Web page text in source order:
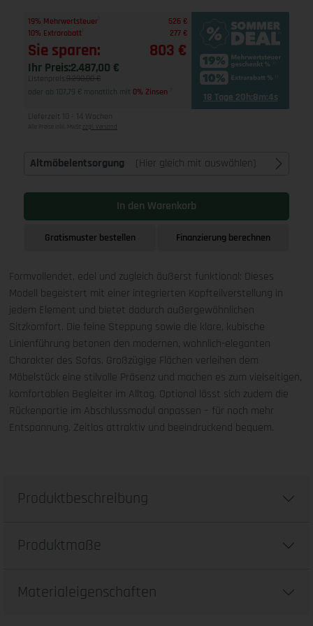
19% Mehrwertsteuer
526 €
10% Extrarabatt
277 €
Sie sparen: 803 €
Ihr Preis:2.487,00 €
Listenpreis: 3.290,00 €
oder ab 107,79 € monatlich mit 0% Zinsen 18 Tage 20h:8m:3s
Lieferzeit 10 - 14 Wochen
Alle Preise inkl. MwSt zzgl. Versand
Altmöbelentsorgung (Hier gleich mit auswählen)
In den Warenkorb
Gratismuster bestellen Finanzierung berechnen
Formvollendet, edel und zugleich äußerst funktional: Dieses
Modell begeistert mit einer integrierten Kopfteilverstellung in
jedem Element und bietet dadurch außergewöhnlichen
Sitzkomfort. Die feine Steppung sowie die klare, kubische
Linienführung betonen den modernen, wohnlich-eleganten
Charakter des Sofas. Großzügige Flächen verleihen dem
Möbelstück eine stilvolle Präsenz und machen es zum vielseitigen,
komfortablen Begleiter im Alltag. Optional lässt sich zudem die
Rückenpartie im Abschlussmodul anpassen – für noch mehr
Entspannung. Zeitlos attraktiv und beeindruckend bequem.
Produktbeschreibung
Produktmaße
Materialeigenschaften